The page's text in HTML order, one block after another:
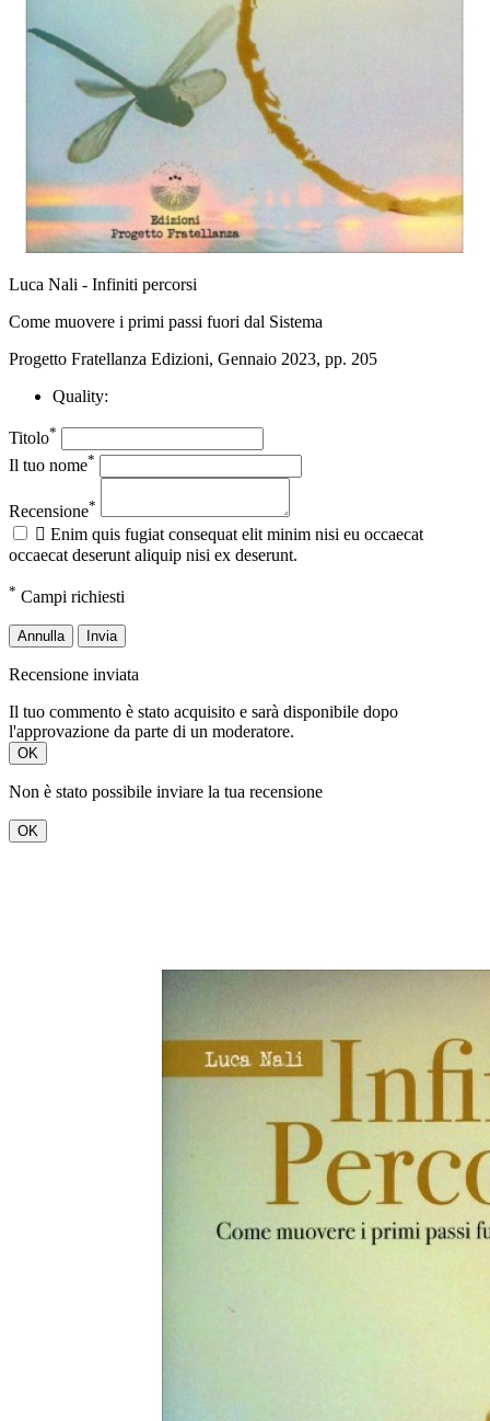
Luca Nali - Infiniti percorsi
Come muovere i primi passi fuori dal Sistema
Progetto Fratellanza Edizioni, Gennaio 2023, pp. 205
Quality:
Titolo*
Il tuo nome*
Recensione*
 Enim quis fugiat consequat elit minim nisi eu occaecat
occaecat deserunt aliquip nisi ex deserunt.
* Campi richiesti
Annulla Invia
Recensione inviata
Il tuo commento è stato acquisito e sarà disponibile dopo
l'approvazione da parte di un moderatore.
OK
Non è stato possibile inviare la tua recensione
OK